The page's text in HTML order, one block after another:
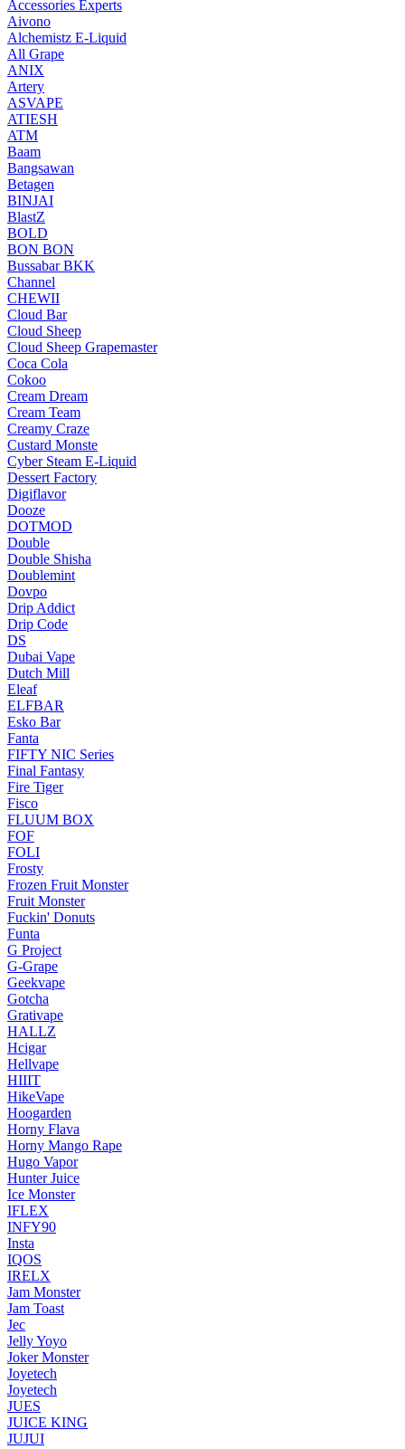
Accessories Experts
Aivono
Alchemistz E-Liquid
All Grape
ANIX
Artery
ASVAPE
ATIESH
ATM
Baam
Bangsawan
Betagen
BINJAI
BlastZ
BOLD
BON BON
Bussabar BKK
Channel
CHEWII
Cloud Bar
Cloud Sheep
Cloud Sheep Grapemaster
Coca Cola
Cokoo
Cream Dream
Cream Team
Creamy Craze
Custard Monste
Cyber Steam E-Liquid
Dessert Factory
Digiflavor
Dooze
DOTMOD
Double
Double Shisha
Doublemint
Dovpo
Drip Addict
Drip Code
DS
Dubai Vape
Dutch Mill
Eleaf
ELFBAR
Esko Bar
Fanta
FIFTY NIC Series
Final Fantasy
Fire Tiger
Fisco
FLUUM BOX
FOF
FOLI
Frosty
Frozen Fruit Monster
Fruit Monster
Fuckin' Donuts
Funta
G Project
G-Grape
Geekvape
Gotcha
Grativape
HALLZ
Hcigar
Hellvape
HIIIT
HikeVape
Hoogarden
Horny Flava
Horny Mango Rape
Hugo Vapor
Hunter Juice
Ice Monster
IFLEX
INFY90
Insta
IQOS
IRELX
Jam Monster
Jam Toast
Jec
Jelly Yoyo
Joker Monster
Joyetech
Joyetech
JUES
JUICE KING
JUJUI